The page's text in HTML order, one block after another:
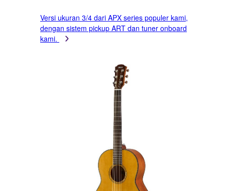
Versi ukuran 3/4 dari APX series populer kami,
dengan sistem pickup ART dan tuner onboard
kami.